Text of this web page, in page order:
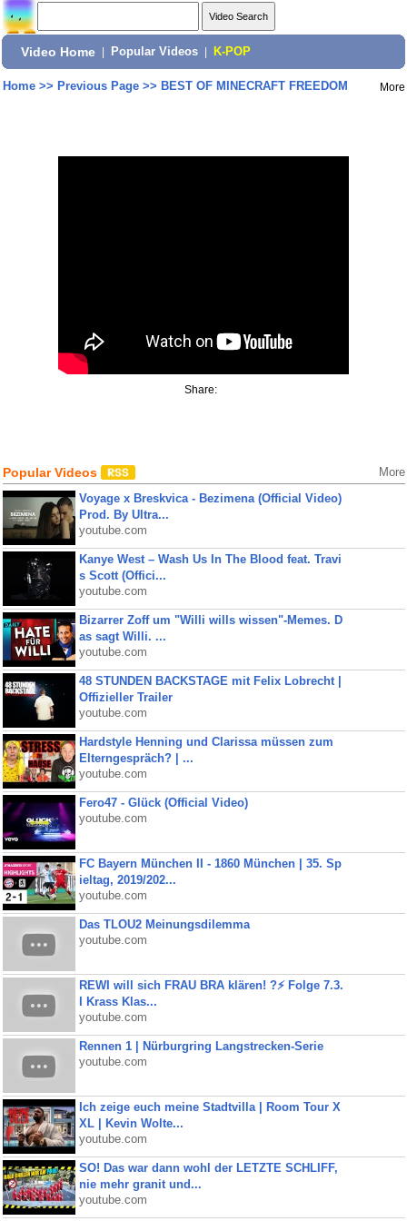
Video Home Popular Videos K-POP
Home>> Previous Page>> BEST OF MINECRAFT FREEDOM More
Share:
Popular Videos More
Voyage x Breskvica - Bezimena (Official Video)
Prod. By Ultra...
youtube.com
Kanye West – Wash Us In The Blood feat. Travi
s Scott (Offici...
youtube.com
Bizarrer Zoff um "Willi wills wissen"-Memes. D
as sagt Willi. ...
youtube.com
48 STUNDEN BACKSTAGE mit Felix Lobrecht |
Offizieller Trailer
youtube.com
Hardstyle Henning und Clarissa müssen zum
Elterngespräch? | ...
youtube.com
Fero47 - Glück (Official Video)
youtube.com
FC Bayern München II - 1860 München | 35. Sp
ieltag, 2019/202...
youtube.com
Das TLOU2 Meinungsdilemma
youtube.com
REWI will sich FRAU BRA klären! ?⚡️ Folge 7.3.
I Krass Klas...
youtube.com
Rennen 1 | Nürburgring Langstrecken-Serie
youtube.com
Ich zeige euch meine Stadtvilla | Room Tour X
XL | Kevin Wolte...
youtube.com
SO! Das war dann wohl der LETZTE SCHLIFF,
nie mehr granit und...
youtube.com